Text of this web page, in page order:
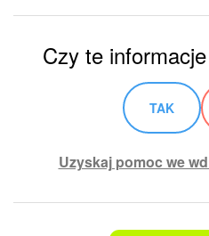
Czy te
TAK
Uzyskaj pomoc we